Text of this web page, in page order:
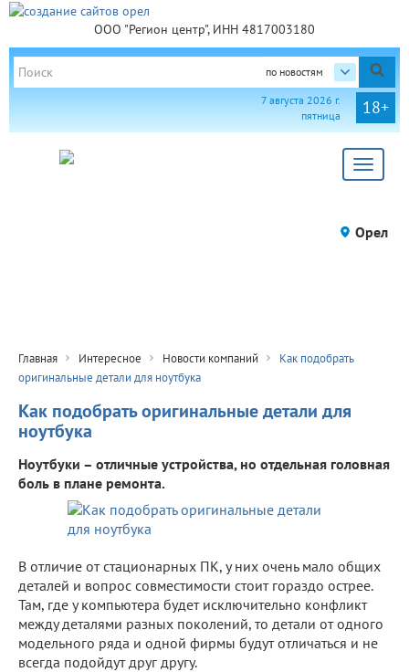
ООО "Регион центр", ИНН 4817003180
по новостям
18+
7 августа 2026 г.
пятница
Toggle
Орел
Главная Интересное Новости компаний
Как подобрать
оригинальные детали для ноутбука
Как подобрать оригинальные детали для
ноутбука
Ноутбуки – отличные устройства, но отдельная головная
боль в плане ремонта.
В отличие от стационарных ПК, у них очень мало общих
деталей и вопрос совместимости стоит гораздо острее.
Там, где у компьютера будет исключительно конфликт
между деталями разных поколений, то детали от одного
модельного ряда и одной фирмы будут отличаться и не
всегда подойдут друг другу.